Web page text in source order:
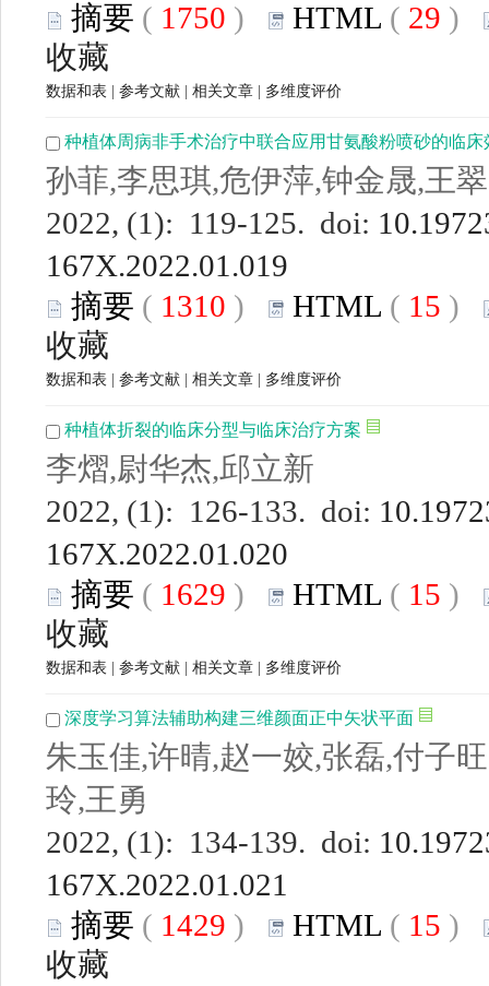
摘要 ( 1750 ) HTML ( 29 )
收藏
数据和表 参考文献 相关文章 多维度评价
种植体周病非手术治疗中联合应用甘氨酸粉喷砂的临床
孙菲,李思琪,危伊萍,钟金晟,王
2022, (1): 119-125. doi:
167X.2022.01.019
摘要 ( 1310 ) HTML ( 15 )
收藏
数据和表 参考文献 相关文章 多维度评价
种植体折裂的临床分型与临床治疗方案
李熠,尉华杰,邱立新
2022, (1): 126-133. doi:
167X.2022.01.020
摘要 ( 1629 ) HTML ( 15 )
收藏
数据和表 参考文献 相关文章 多维度评价
深度学习算法辅助构建三维颜面正中矢状平面
朱玉佳,许晴,赵一姣,张磊,付子
玲,王勇
2022, (1): 134-139. doi:
167X.2022.01.021
摘要 ( 1429 ) HTML ( 15 )
收藏